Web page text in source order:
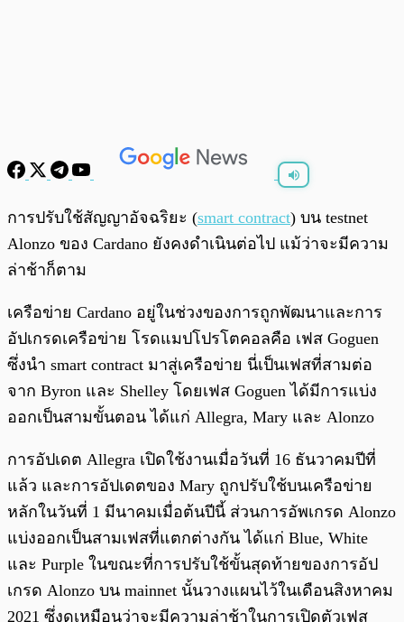
พร้อมเล่น
การปรับใช้สัญญาอัจฉริยะ (smart contract) บน testnet
Alonzo ของ Cardano ยังคงดำเนินต่อไป แม้ว่าจะมีความ
ล่าช้าก็ตาม
เครือข่าย Cardano อยู่ในช่วงของการถูกพัฒนาและการ
อัปเกรดเครือข่าย โรดแมปโปรโตคอลคือ เฟส Goguen
ซึ่งนำ smart contract มาสู่เครือข่าย นี่เป็นเฟสที่สามต่อ
จาก Byron และ Shelley โดยเฟส Goguen ได้มีการแบ่ง
ออกเป็นสามขั้นตอน ได้แก่ Allegra, Mary และ Alonzo
การอัปเดต Allegra เปิดใช้งานเมื่อวันที่ 16 ธันวาคมปีที่
แล้ว และการอัปเดตของ Mary ถูกปรับใช้บนเครือข่าย
หลักในวันที่ 1 มีนาคมเมื่อต้นปีนี้ ส่วนการอัพเกรด Alonzo
แบ่งออกเป็นสามเฟสที่แตกต่างกัน ได้แก่ Blue, White
และ Purple ในขณะที่การปรับใช้ขั้นสุดท้ายของการอัป
เกรด Alonzo บน mainnet นั้นวางแผนไว้ในเดือนสิงหาคม
2021 ซึ่งดูเหมือนว่าจะมีความล่าช้าในการเปิดตัวเฟส